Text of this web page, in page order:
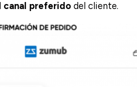
canal preferidodel cliente.